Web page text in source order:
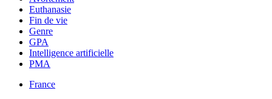
Euthanasie
Fin de vie
Genre
GPA
Intelligence artificielle
PMA
France